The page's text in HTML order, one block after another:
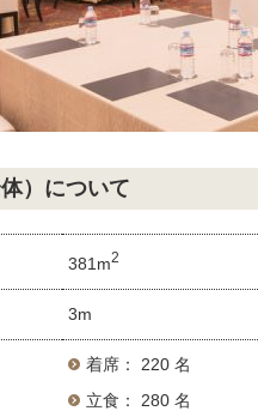
）について
381m2
3m
着席： 220 名
立食： 280 名